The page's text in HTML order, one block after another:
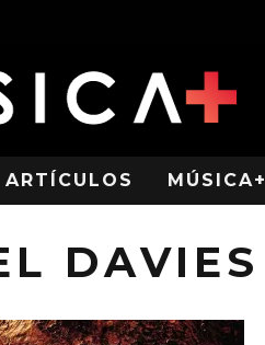
ARTÍCULOS MÚSICA+
DAVIES